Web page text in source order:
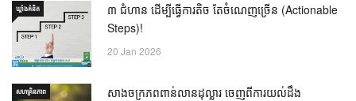
ឃ្លាំង​គំនិត
៣ ជំហាន ដើម្បីធ្វើការតិច តែចំណេញច្រើន (Actionable
Steps)!
20 Jan 2026
សហគ្រិនភាព
សាងចក្រភពពាន់លានដុល្លារ ចេញពីការយល់ដឹង